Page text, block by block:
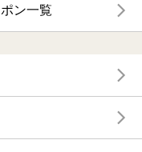
ン一覧